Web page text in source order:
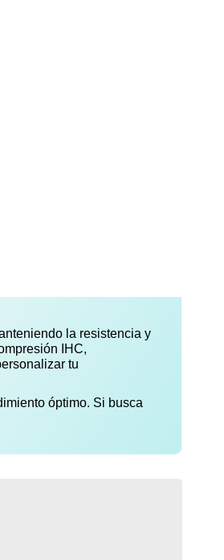
la resistencia y
IHC,
tu
óptimo. Si busca